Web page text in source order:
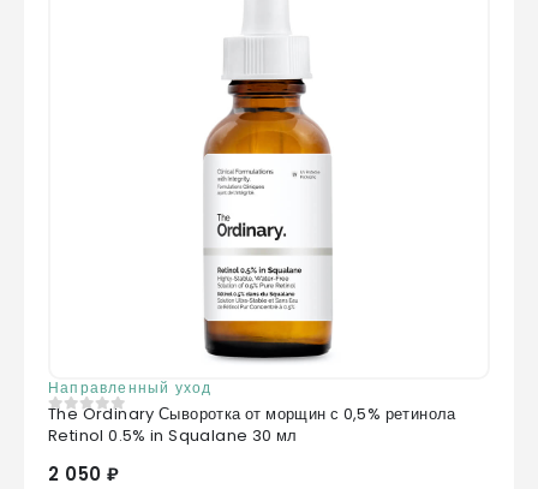
Направленный уход
0из 5
The Ordinary Сыворотка от морщин с 0,5% ретинола
Retinol 0.5% in Squalane 30 мл
2 050 ₽